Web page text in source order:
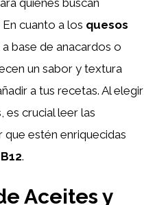
cuanto a los quesos
a base de anacardos o
un sabor y textura
a tus recetas. Al elegir
es crucial leer las
que estén enriquecidas
.
Aceites y